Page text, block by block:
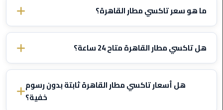
ليموزين
العلمين
ما هو سعر تاكسي مطار القاهرة؟
الأسعار تختلف حسب الوجهة ونوع السيارة. تواصل معنا عبر الواتساب
وأخبرنا بتفاصيل رحلتك وسنرسل لك سعراً ثابتاً مؤكداً — بدون رسوم
خفية أبداً.
هل تاكسي مطار القاهرة متاح 24 ساعة؟
نعم، تاكسي مطار القاهرة يعمل24/7بما في ذلك الليل والصباح
الباكر والأعياد. نتتبع رحلتك ونعدل وقت الاستلام إذا تأخرت الطائرة —
هل أسعار تاكسي مطار القاهرة ثابتة بدون رسوم
خفية؟